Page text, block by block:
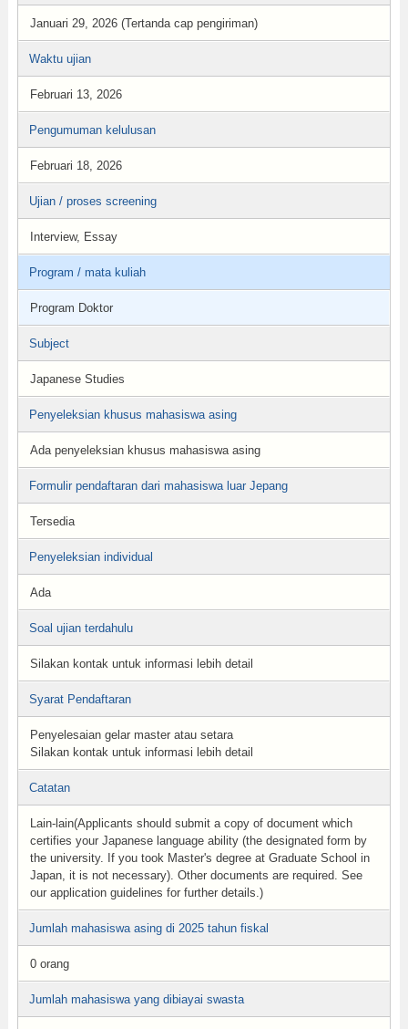
Januari 29, 2026 (Tertanda cap pengiriman)
Waktu ujian
Februari 13, 2026
Pengumuman kelulusan
Februari 18, 2026
Ujian / proses screening
Interview, Essay
Program / mata kuliah
Program Doktor
Subject
Japanese Studies
Penyeleksian khusus mahasiswa asing
Ada penyeleksian khusus mahasiswa asing
Formulir pendaftaran dari mahasiswa luar Jepang
Tersedia
Penyeleksian individual
Ada
Soal ujian terdahulu
Silakan kontak untuk informasi lebih detail
Syarat Pendaftaran
Penyelesaian gelar master atau setara
Silakan kontak untuk informasi lebih detail
Catatan
Lain-lain(Applicants should submit a copy of document which
certifies your Japanese language ability (the designated form by
the university. If you took Master's degree at Graduate School in
Japan, it is not necessary). Other documents are required. See
our application guidelines for further details.)
Jumlah mahasiswa asing di 2025 tahun fiskal
0 orang
Jumlah mahasiswa yang dibiayai swasta